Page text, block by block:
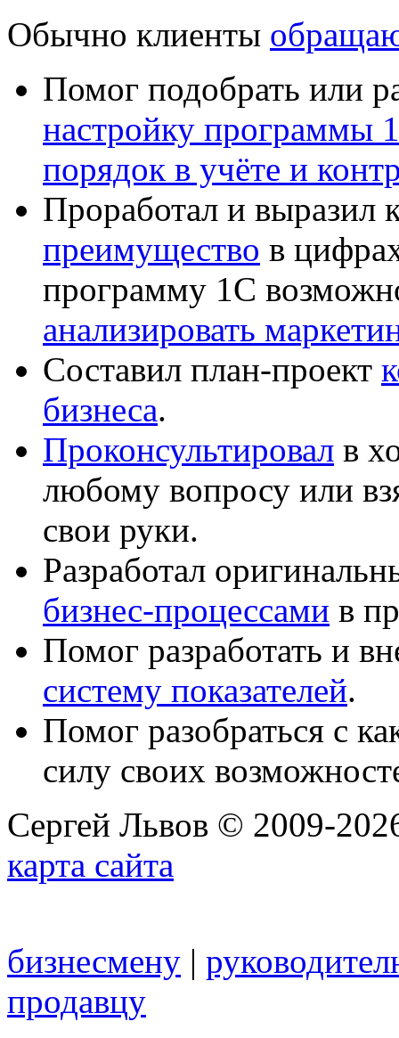
Обычно клиенты
Помог подобрать или
настройку программы
порядок в учёте и
Проработал и выразил
преимущество в
программу 1С
анализировать
Составил план-проект
бизнеса.
Проконсультировал в
любому вопросу или
свои руки.
Разработал
бизнес-процессами в
Помог разработать и
систему показателей.
Помог разобраться с
силу своих
Сергей Львов © 2009-
карта сайта
бизнесмену |
продавцу